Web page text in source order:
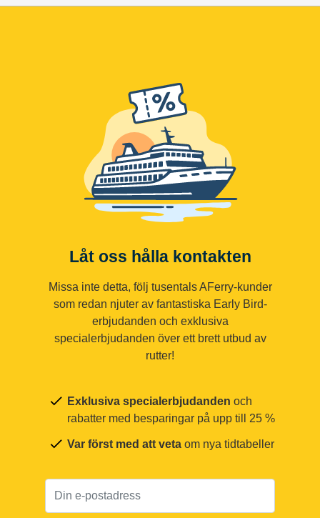
Låt oss hålla kontakten
Missa inte detta, följ tusentals AFerry-kunder
som redan njuter av fantastiska Early Bird-
erbjudanden och exklusiva
specialerbjudanden över ett brett utbud av
rutter!
Exklusiva specialerbjudanden och
rabatter med besparingar på upp till 25 %
Var först med att veta om nya tidtabeller